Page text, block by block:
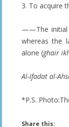
3. To acquire
——The initial
whereas the
alone (ghair
Al-Ifadat al-
*P.S.
Share this: